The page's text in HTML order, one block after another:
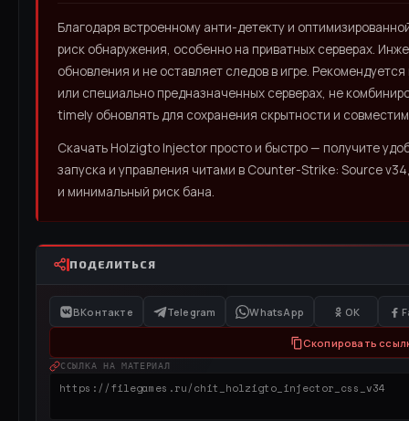
Благодаря встроенному анти-детекту и
риск обнаружения, особенно на приватных серверах.
обновления и не оставляет следов в игре.
или специально предназначенных серверах, не
timely обновлять для сохранения скрытности и
Скачать Holzigto Injector просто и быстро — получите
запуска и управления читами в Counter-Strike: Source
и минимальный риск бана.
ПОДЕЛИТЬСЯ
ВКонтакте Telegram WhatsApp OK
Скопировать
ССЫЛКА НА МАТЕРИАЛ